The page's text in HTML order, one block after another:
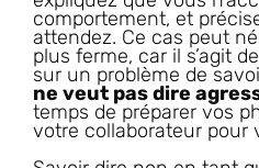
comportement, et
attendez. Ce cas peut
plus ferme, car il s’agit
sur un problème de
ne veut pas dire
temps de préparer vos
votre collaborateur pour